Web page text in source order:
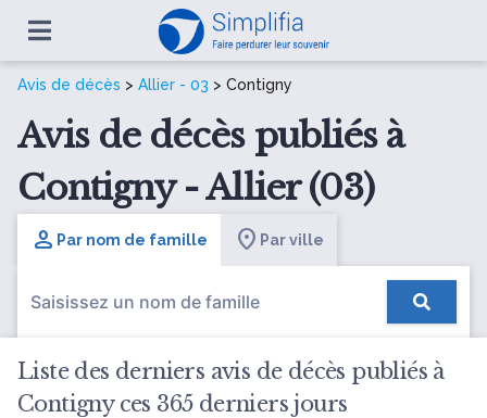
Avis de décès > Allier - 03 > Contigny
Avis de décès publiés à
Contigny - Allier (03)
Par nom de famille Par ville
Liste des derniers avis de décès publiés à
Contigny ces 365 derniers jours